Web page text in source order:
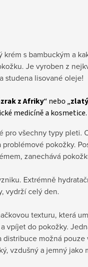
krém s bambuckým a
Je vyroben z
studena lisované oleje!
z Afriky“ nebo „
medicíně a kosmetice.
pro všechny typy pleti.
pokožky.
zanechává
Extrémně
vydrží celý den.
texturu, která
vpíjet do pokožky.
možná
vzdušný a jemný